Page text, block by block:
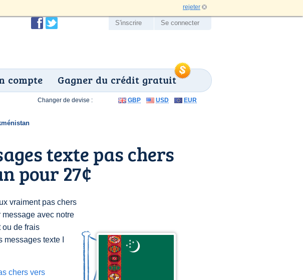
rejeter
Gagner du crédit gratuit
compte
S'inscrire Se connecter
texte pas chers
pour 27¢
vraiment pas chers
avec notre
ou de frais
texte I
chers vers
Changer de devise : GBP USD EUR